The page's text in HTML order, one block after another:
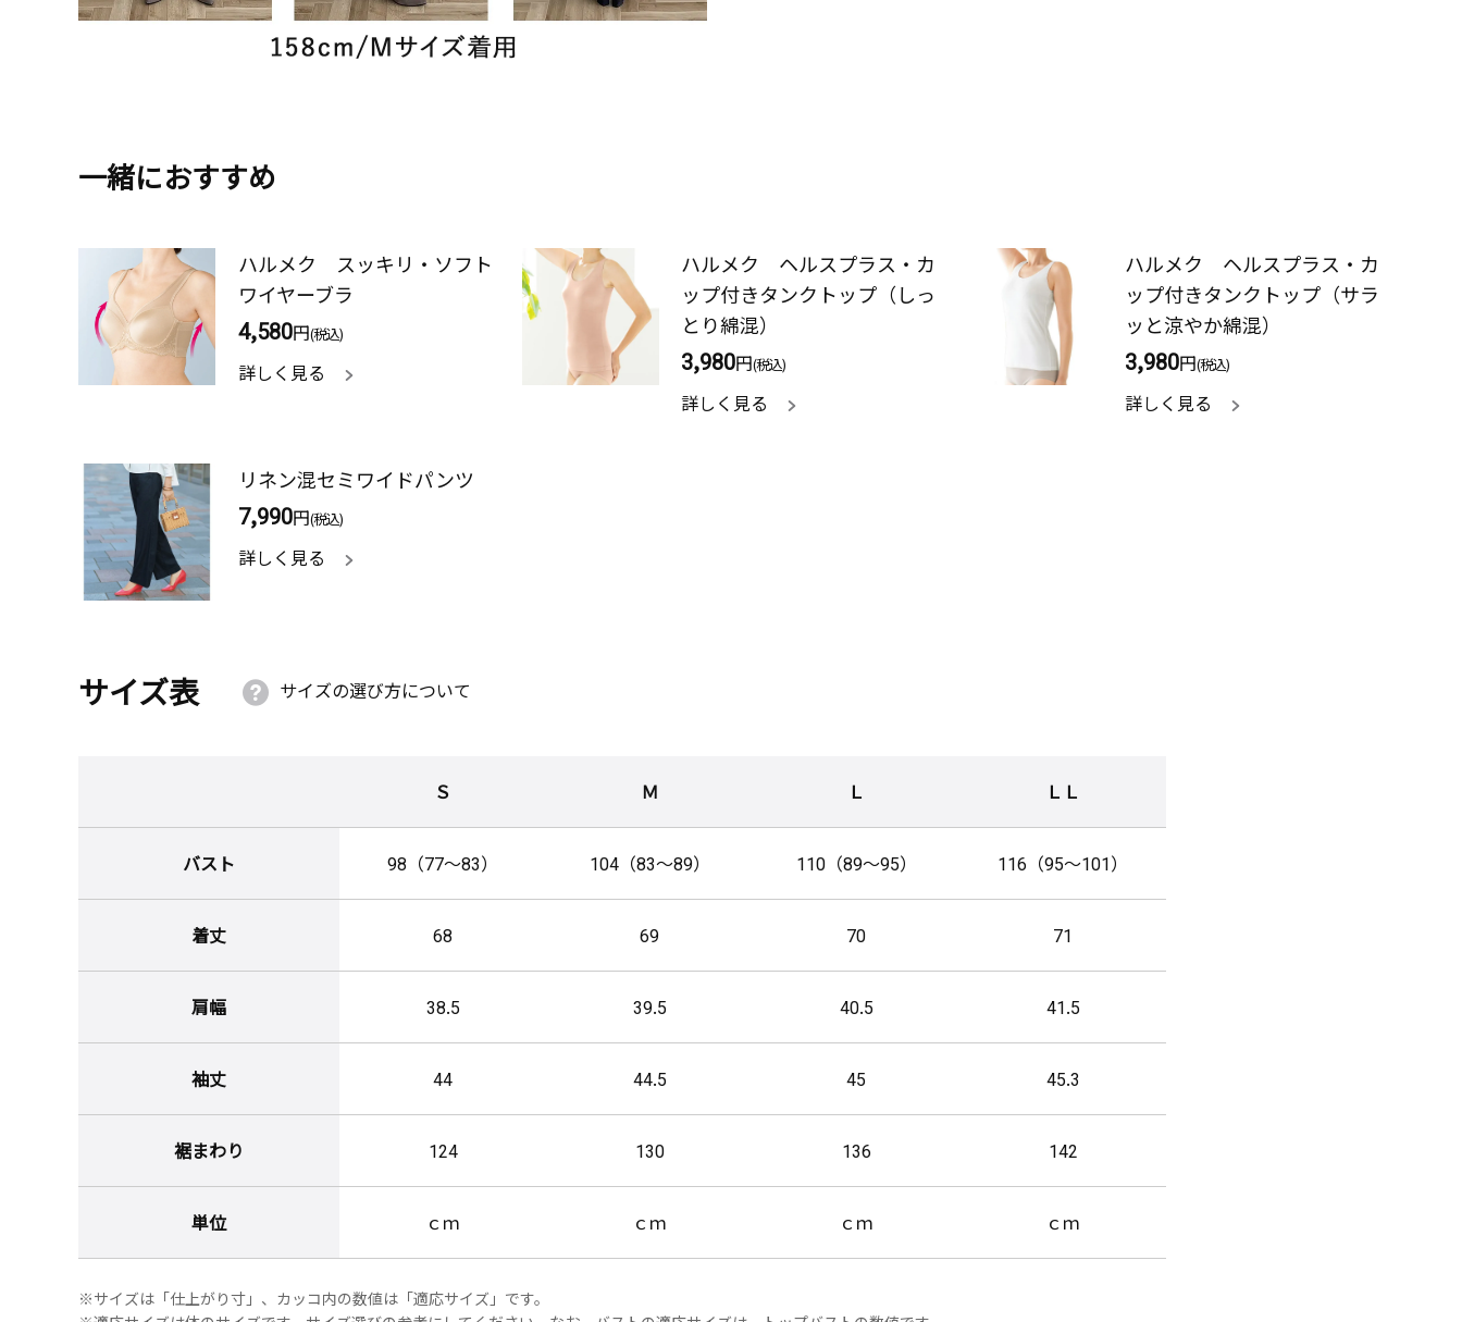
一緒におすすめ
ハルメク スッキリ・ソフト
ワイヤーブラ
4,580円(税込)
詳しく見る
ハルメク ヘルスプラス・カ
ップ付きタンクトップ（しっ
とり綿混）
3,980円(税込)
詳しく見る
ハルメク ヘルスプラス・カ
ップ付きタンクトップ（サラ
ッと涼やか綿混）
3,980円(税込)
詳しく見る
リネン混セミワイドパンツ
7,990円(税込)
詳しく見る
サイズ表 サイズの選び方について
Ｓ Ｍ Ｌ ＬＬ
バスト 98（77～83） 104（83～89） 110（89～95） 116（95～101）
着丈 68 69 70 71
肩幅 38.5 39.5 40.5 41.5
袖丈 44 44.5 45 45.3
裾まわり 124 130 136 142
単位 ｃｍ ｃｍ ｃｍ ｃｍ
※サイズは「仕上がり寸」、カッコ内の数値は「適応サイズ」です。